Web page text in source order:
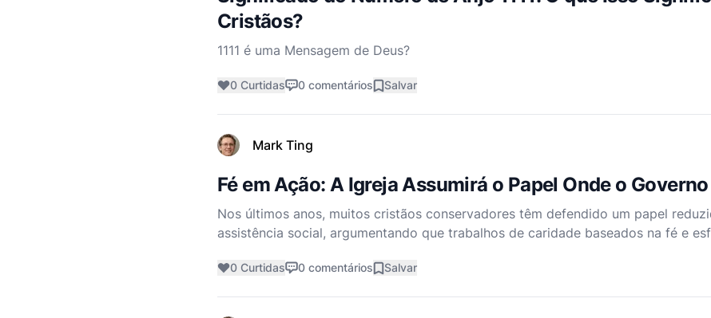
Cristãos?
1111 é uma Mensagem de Deus?
0 Curtidas 0 comentários Salvar
Mark Ting
Fé em Ação: A Igreja Assumirá o Papel Onde o
Nos últimos anos, muitos cristãos conservadores têm defendido um papel
assistência social, argumentando que trabalhos de caridade baseados na fé e
recente
0 Curtidas 0 comentários Salvar